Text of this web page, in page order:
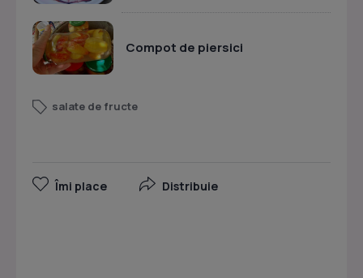
Compot de piersici
salate de fructe
Îmi place Distribuie